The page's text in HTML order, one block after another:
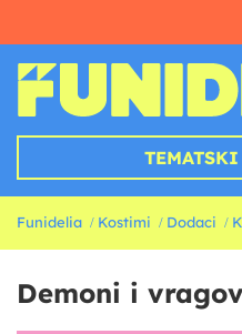
TEMATSKI
Funidelia Kostimi Dodaci
Demoni i